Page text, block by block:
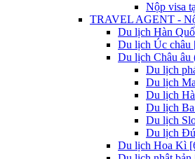
Nộp visa
TRAVEL AGENT -
Du lịch Hàn
Du lịch Úc châu
Du lịch Châu âu
Du lịch
Du lịch
Du lịch
Du lịch
Du lịch
Du lịch
Du lịch Hoa Kì